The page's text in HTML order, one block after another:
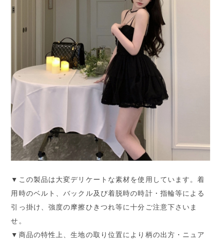
▼この製品は大変デリケートな素材を使用しています。着
用時のベルト、バックル及び着脱時の時計・指輪等による
引っ掛け、強度の摩擦ひきつれ等に十分ご注意下さいま
せ。
▼商品の特性上、生地の取り位置により柄の出方・ニュア